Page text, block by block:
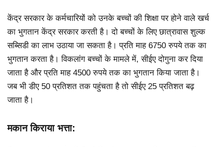
केंद्र सरकार के कर्मचारियों को उनके बच्चों की शिक्षा पर होने वाले खर्च
का भुगतान केंद्र सरकार करती है। दो बच्चों के लिए छात्रावास शुल्क
सब्सिडी का लाभ उठाया जा सकता है। प्रति माह 6750 रुपये तक का
भुगतान करता है। विकलांग बच्चों के मामले में, सीईए दोगुना कर दिया
जाता है और प्रति माह 4500 रुपये तक का भुगतान किया जाता है।
जब भी डीए 50 प्रतिशत तक पहुंचता है तो सीईए 25 प्रतिशत बढ़
जाता है।
मकान किराया भत्ता: